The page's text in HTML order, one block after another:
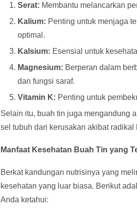
Serat: Membantu melancarkan
Kalium: Penting untuk menjaga
optimal.
Kalsium: Esensial untuk
Magnesium: Berperan dalam
dan fungsi saraf.
Vitamin K: Penting untuk
Selain itu, buah tin juga mengandung
sel tubuh dari kerusakan akibat radikal
Manfaat Kesehatan Buah Tin yang
Berkat kandungan nutrisinya yang
kesehatan yang luar biasa. Berikut
Anda ketahui: